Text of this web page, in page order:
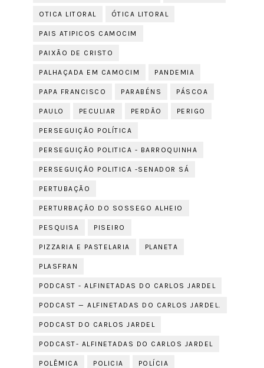
OTICA LITORAL ÓTICA LITORAL
PAIS ATIPICOS CAMOCIM
PAIXÃO DE CRISTO
PALHAÇADA EM CAMOCIM PANDEMIA
PAPA FRANCISCO PARABÉNS PÁSCOA
PAULO PECULIAR PERDÃO PERIGO
PERSEGUIÇÃO POLÍTICA
PERSEGUIÇÃO POLITICA - BARROQUINHA
PERSEGUIÇÃO POLITICA -SENADOR SÁ
PERTUBAÇÃO
PERTURBAÇÃO DO SOSSEGO ALHEIO
PESQUISA PISEIRO
PIZZARIA E PASTELARIA PLANETA
PLASFRAN
PODCAST - ALFINETADAS DO CARLOS JARDEL
PODCAST — ALFINETADAS DO CARLOS JARDEL.
PODCAST DO CARLOS JARDEL
PODCAST- ALFINETADAS DO CARLOS JARDEL
POLÊMICA POLICIA POLÍCIA